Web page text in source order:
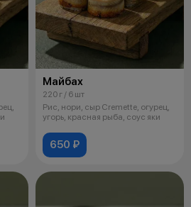
Майбах
220 г / 6 шт
Рис, нори, сыр Cremette, огурец,
угорь, красная рыба, соус яки
650 ₽